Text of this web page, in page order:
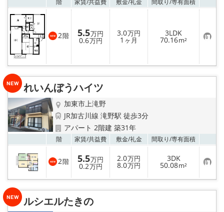
階 家賃/共益費 敷金/礼金 間取り/専有面積
2階 5.5万円
0.6万円
3.0万円
1 ヶ月
3LDK
70.16m² お
気
に
入
り
登
れいんぼうハイツ
加東市上滝野
JR加古川線 滝野駅 徒歩3分
アパート 2階建 築31年
階 家賃/共益費 敷金/礼金 間取り/専有面積
2階 5.5万円
0.2万円
2.0万円
8.0万円
3DK
50.08m² お
気
に
り
ルシエルたきの